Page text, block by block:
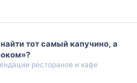
тот самый капучино, а
ресторанов и кафе